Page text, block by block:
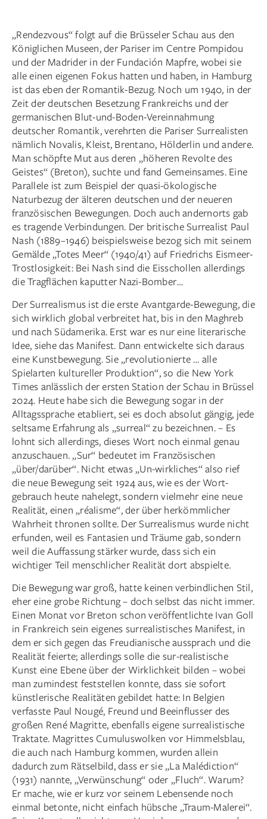
„Rendezvous“ folgt auf die Brüsseler Schau aus den
Königlichen Museen, der Pariser im Centre Pompidou
und der Madrider in der Fundación Mapfre, wobei sie
alle einen eigenen Fokus hatten und haben, in Hamburg
ist das eben der Romantik-Bezug. Noch um 1940, in der
Zeit der deutschen Besetzung Frankreichs und der
germanischen Blut-und-Boden-Vereinnahmung
deutscher Romantik, verehrten die Pariser Surrealisten
nämlich Novalis, Kleist, Brentano, Hölderlin und andere.
Man schöpfte Mut aus deren „höheren Revolte des
Geistes“ (Breton), suchte und fand Gemeinsames. Eine
Parallele ist zum Beispiel der quasi-ökologische
Naturbezug der älteren deutschen und der neueren
französischen Bewegungen. Doch auch andernorts gab
es tragende Verbindungen. Der britische Surrealist Paul
Nash (1889–1946) beispielsweise bezog sich mit seinem
Gemälde „Totes Meer“ (1940/41) auf Friedrichs Eismeer-
Trostlosigkeit: Bei Nash sind die Eisschollen allerdings
die Tragflächen kaputter Nazi-Bomber …
Der Surrealismus ist die erste Avantgarde-Bewegung, die
sich wirklich global verbreitet hat, bis in den Maghreb
und nach Südamerika. Erst war es nur eine literarische
Idee, siehe das Manifest. Dann entwickelte sich daraus
eine Kunstbewegung. Sie „revolutionierte … alle
Spielarten kultureller Produktion“, so die New York
Times anlässlich der ersten Station der Schau in Brüssel
2024. Heute habe sich die Bewegung sogar in der
Alltagssprache etabliert, sei es doch absolut gängig, jede
seltsame Erfahrung als „surreal“ zu bezeichnen. – Es
lohnt sich allerdings, dieses Wort noch einmal genau
anzuschauen. „Sur“ bedeutet im Französischen
„über/darüber“. Nicht etwas „Un-wirkliches“ also rief
die neue Bewegung seit 1924 aus, wie es der Wort-
gebrauch heute nahelegt, sondern vielmehr eine neue
Realität, einen „réalisme“, der über herkömmlicher
Wahrheit thronen sollte. Der Surrealismus wurde nicht
erfunden, weil es Fantasien und Träume gab, sondern
weil die Auffassung stärker wurde, dass sich ein
wichtiger Teil menschlicher Realität dort abspielte.
Die Bewegung war groß, hatte keinen verbindlichen Stil,
eher eine grobe Richtung – doch selbst das nicht immer.
Einen Monat vor Breton schon veröffentlichte Ivan Goll
in Frankreich sein eigenes surrealistisches Manifest, in
dem er sich gegen das Freudianische aussprach und die
Realität feierte; allerdings solle die sur-realistische
Kunst eine Ebene über der Wirklichkeit bilden – wobei
man zumindest feststellen konnte, dass sie sofort
künstlerische Realitäten gebildet hatte: In Belgien
verfasste Paul Nougé, Freund und Beeinflusser des
großen René Magritte, ebenfalls eigene surrealistische
Traktate. Magrittes Cumuluswolken vor Himmelsblau,
die auch nach Hamburg kommen, wurden allein
dadurch zum Rätselbild, dass er sie „La Malédiction“
(1931) nannte, „Verwünschung“ oder „Fluch“. Warum?
Er mache, wie er kurz vor seinem Lebensende noch
einmal betonte, nicht einfach hübsche „Traum-Malerei“.